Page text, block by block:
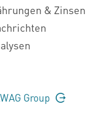
& Zinsen
Group